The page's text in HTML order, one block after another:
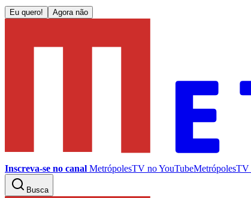
Eu quero! Agora não
Inscreva-se no canal MetrópolesTV noYouTubeMetrópolesTV
Busca